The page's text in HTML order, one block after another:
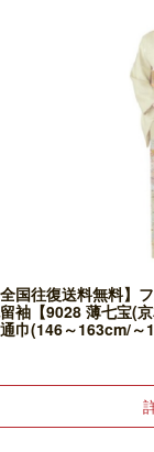
国往復送料無料】
袖【9028 薄七宝(京
巾(146～163cm/～